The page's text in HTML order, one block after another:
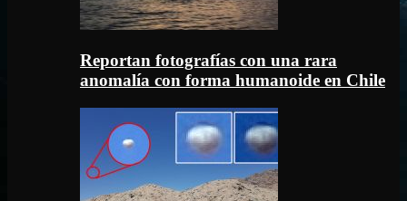
Reportan fotografías con una rara
anomalía con forma humanoide en Chile